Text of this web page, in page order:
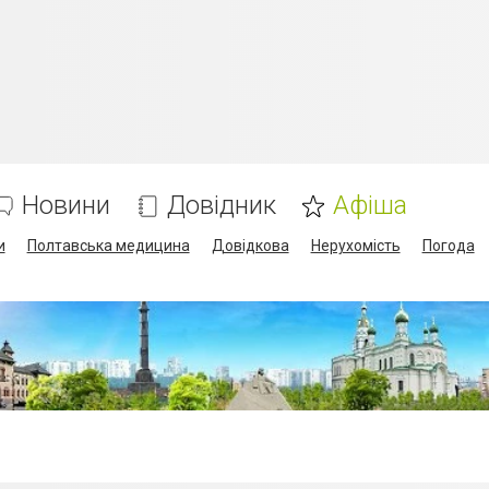
Новини Довідник Афіша
Полтавська медицина Довідкова Нерухомість Погода